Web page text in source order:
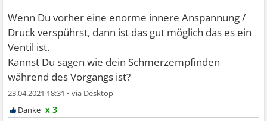
Wenn Du vorher eine enorme innere Anspannung /
Druck verspührst, dann ist das gut möglich das es ein
Ventil ist.
Kannst Du sagen wie dein Schmerzempfinden
während des Vorgangs ist?
23.04.2021 18:31 •
x 3